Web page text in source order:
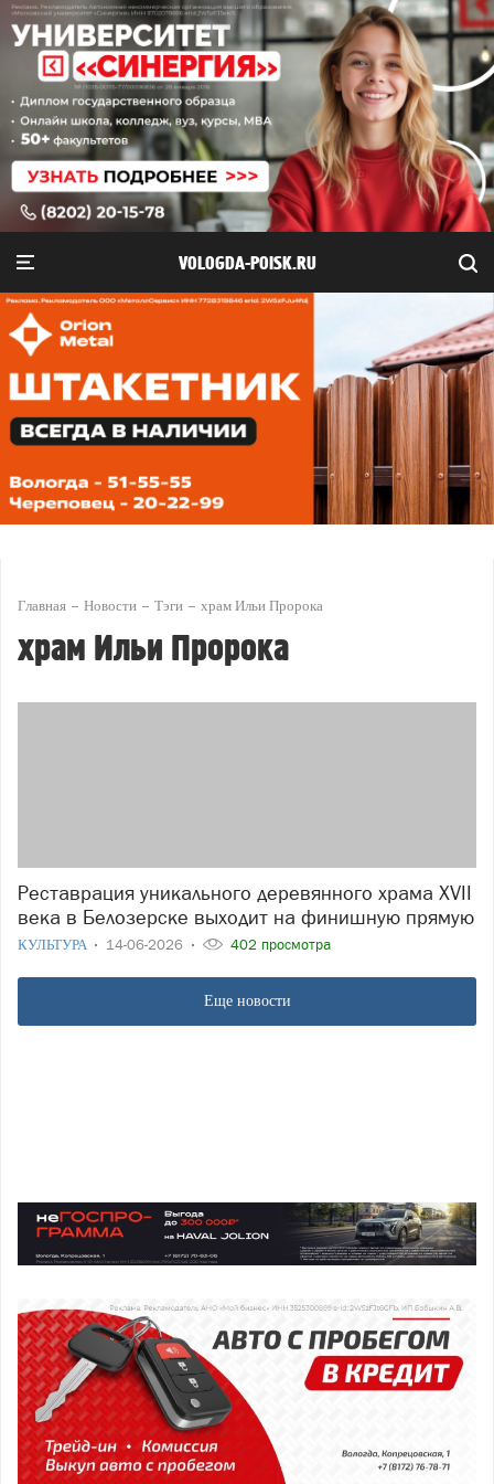
VOLOGDA-POISK.RU
Главная Новости Тэги храм Ильи Пророка
храм Ильи Пророка
Реставрация уникального деревянного храма XVII
века в Белозерске выходит на финишную прямую
КУЛЬТУРА 14-06-2026 402 просмотра
Еще новости